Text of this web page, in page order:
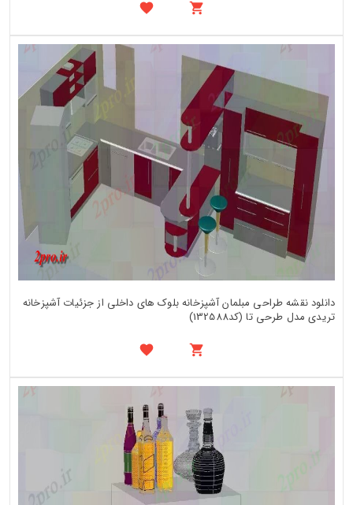
دانلود نقشه طراحی مبلمان آشپزخانه بلوک های داخلی از جزئیات آشپزخانه
تریدی مدل طرحی تا (کد132588)